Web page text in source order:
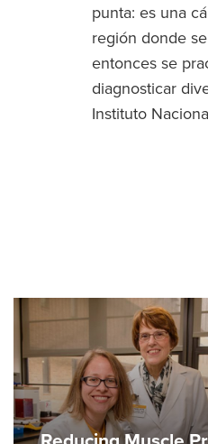
punta: es una
región donde
entonces se
diagnosticar
Instituto